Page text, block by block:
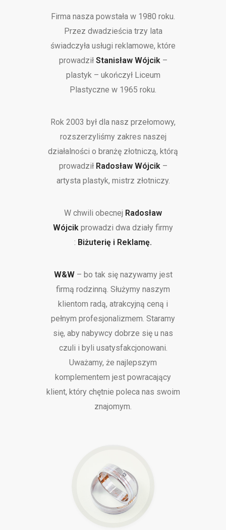
Firma nasza powstała w 1980 roku.
Przez dwadzieścia trzy lata
świadczyła usługi reklamowe, które
prowadził Stanisław Wójcik–
plastyk – ukończył Liceum
Plastyczne w 1965 roku.
Rok 2003 był dla nasz przełomowy,
rozszerzyliśmy zakres naszej
działalności o branżę złotniczą, którą
prowadził Radosław Wójcik–
artysta plastyk, mistrz złotniczy.
W chwili obecnej Radosław
Wójcik prowadzi dwa działy firmy
: Biżuterię i Reklamę.
W&W– bo tak się nazywamy jest
firmą rodzinną. Służymy naszym
klientom radą, atrakcyjną ceną i
pełnym profesjonalizmem. Staramy
się, aby nabywcy dobrze się u nas
czuli i byli usatysfakcjonowani.
Uważamy, że najlepszym
komplementem jest powracający
klient, który chętnie poleca nas swoim
znajomym.